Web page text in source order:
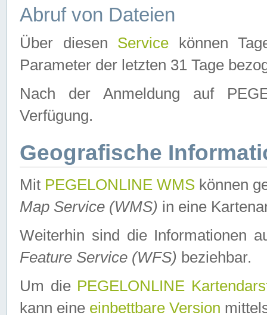
Abruf von Dateien
Über diesen Service können
Parameter der letzten 31 Tage
Nach der Anmeldung auf
Verfügung.
Geografische
Mit PEGELONLINE WMS können
Map Service (WMS) in eine
Weiterhin sind die Informationen
Feature Service (WFS) beziehbar.
Um die PEGELONLINE
kann eine einbettbare Version